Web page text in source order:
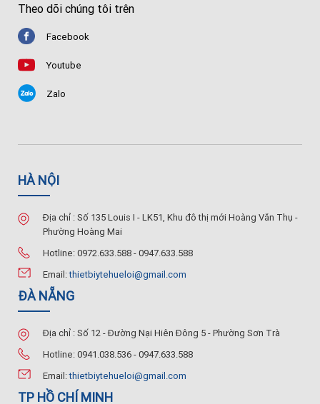
Theo dõi chúng tôi trên
Facebook
Youtube
Zalo
HÀ NỘI
Địa chỉ : Số 135 Louis I - LK51, Khu đô thị mới Hoàng Văn Thụ -
Phường Hoàng Mai
Hotline: 0972.633.588 - 0947.633.588
Email:thietbiytehueloi@gmail.com
ĐÀ NẴNG
Địa chỉ : Số 12 - Đường Nại Hiên Đông 5 - Phường Sơn Trà
Hotline: 0941.038.536 - 0947.633.588
Email:thietbiytehueloi@gmail.com
TP HỒ CHÍ MINH